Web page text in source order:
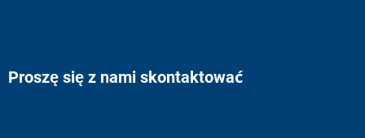
Proszę się z nami skontaktować